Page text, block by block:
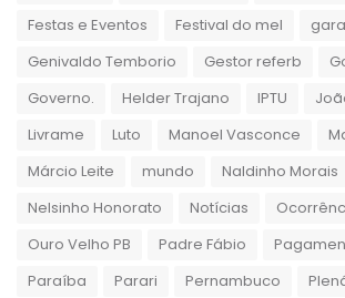
Festas e Eventos
Festival do mel
Genivaldo Temborio
Gestor referb
Governo.
Helder Trajano IPTU
Livrame
Luto Manoel Vasconce
Márcio Leite
mundo
Naldinho Morais
Nelsinho Honorato
Notícias
Ouro Velho PB
Padre Fábio
Paraíba
Parari Pernambuco